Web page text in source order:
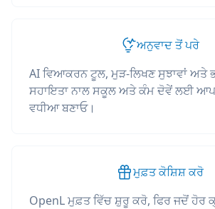
ਅਨੁਵਾਦ ਤੋਂ ਪਰੇ
AI ਵਿਆਕਰਨ ਟੂਲ, ਮੁੜ-ਲਿਖਣ ਸੁਝਾਵਾਂ ਅਤੇ
ਸਹਾਇਤਾ ਨਾਲ ਸਕੂਲ ਅਤੇ ਕੰਮ ਦੋਵੇਂ ਲਈ
ਵਧੀਆ ਬਣਾਓ।
ਮੁਫ਼ਤ ਕੋਸ਼ਿਸ਼ ਕਰੋ
OpenL ਮੁਫ਼ਤ ਵਿੱਚ ਸ਼ੁਰੂ ਕਰੋ, ਫਿਰ ਜਦੋਂ ਹੋਰ